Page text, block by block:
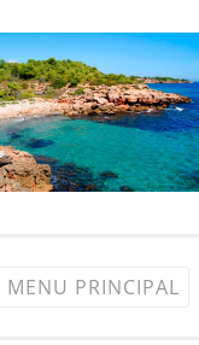
MENU PRINCIPAL